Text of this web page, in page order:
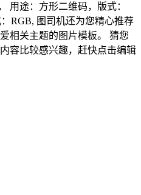
用途：方形二维码，版式：
RGB, 图司机还为您精心推荐
相关主题的图片模板。 猜您
容比较感兴趣，赶快点击编辑